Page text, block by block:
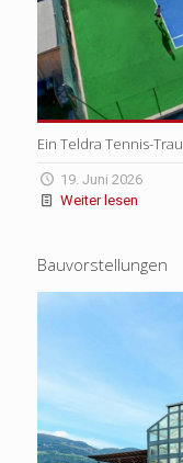
Ein Teldra Tennis-
19. Juni 2026
Weiter lesen
Bauvorstellungen